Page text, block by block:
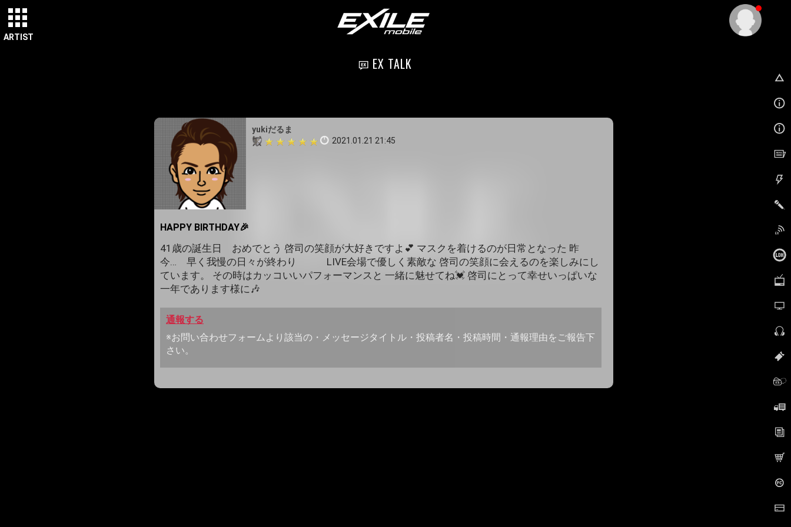
ARTIST
EX TALK
yukiだるま
2021.01.21 21:45
HAPPY BIRTHDAY🎉
41歳の誕生日 おめでとう 啓司の笑顔が大好きですよ💕 マスクを着けるのが日常となった 昨
今… 早く我慢の日々が終わり LIVE会場で優しく素敵な 啓司の笑顔に会えるのを楽しみにし
ています。 その時はカッコいいパフォーマンスと 一緒に魅せてね💓 啓司にとって幸せいっぱいな
一年であります様に🎶
通報する
※お問い合わせフォームより該当の・メッセージタイトル・投稿者名・投稿時間・通報理由をご報告下
さい。